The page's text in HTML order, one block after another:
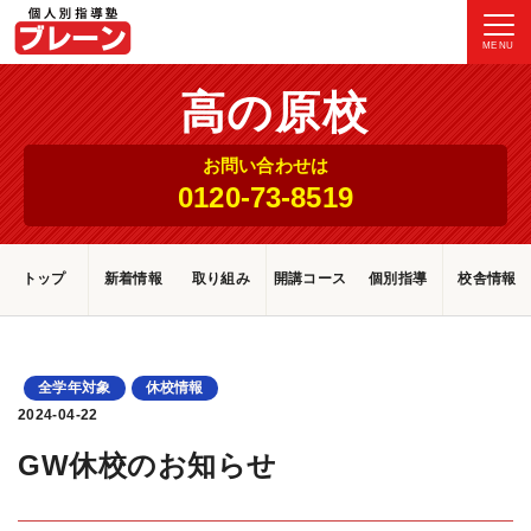
MENU
高の原校
お問い合わせは
0120-73-8519
トップ 新着情報 取り組み 開講コース 個別指導 校舎情報
全学年対象
休校情報
2024-04-22
GW休校のお知らせ